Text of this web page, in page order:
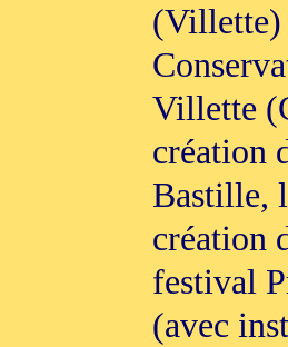
(Villette)
Villette
création
Bastille,
création
festival
(avec